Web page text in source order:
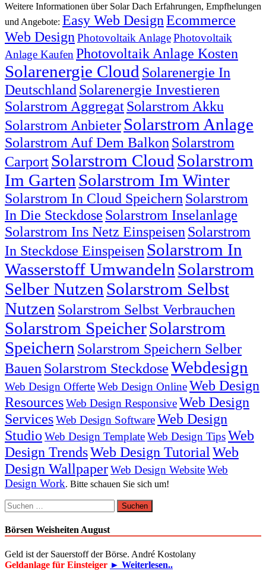
Weitere Informationen über Solar Dach Erfahrungen, Empfhelungen
und Angebote: Easy Web DesignEcommerce
Web Design Photovoltaik AnlagePhotovoltaik
Anlage Kaufen Photovoltaik Anlage Kosten
Solarenergie Cloud Solarenergie In
Deutschland Solarenergie Investieren
Solarstrom AggregatSolarstrom Akku
Solarstrom Anbieter Solarstrom Anlage
Solarstrom Auf Dem Balkon Solarstrom
Carport Solarstrom Cloud Solarstrom
Im Garten Solarstrom Im Winter
Solarstrom In Cloud Speichern Solarstrom
In Die Steckdose Solarstrom Inselanlage
Solarstrom Ins Netz Einspeisen Solarstrom
In Steckdose Einspeisen Solarstrom In
Wasserstoff Umwandeln Solarstrom
Selber Nutzen Solarstrom Selbst
Nutzen Solarstrom Selbst Verbrauchen
Solarstrom SpeicherSolarstrom
Speichern Solarstrom Speichern Selber
Bauen Solarstrom SteckdoseWebdesign
Web Design OfferteWeb Design OnlineWeb Design
ResourcesWeb Design ResponsiveWeb Design
ServicesWeb Design SoftwareWeb Design
Studio Web Design TemplateWeb Design TipsWeb
Design TrendsWeb Design Tutorial Web
Design WallpaperWeb Design WebsiteWeb
Design Work. Bitte schauen Sie sich um!
Suchen
nach:
Börsen Weisheiten August
Geld ist der Sauerstoff der Börse. André Kostolany
Geldanlage für Einsteiger ► Weiterlesen..